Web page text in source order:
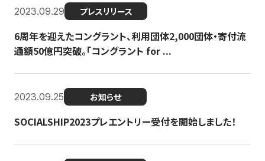
2023.09.29 プレスリリース
6周年を迎えたコングラント、利用団体2,000団体・寄付流
通額50億円突破。「コングラント for ...
2023.09.25 お知らせ
SOCIALSHIP2023プレエントリー受付を開始しました！